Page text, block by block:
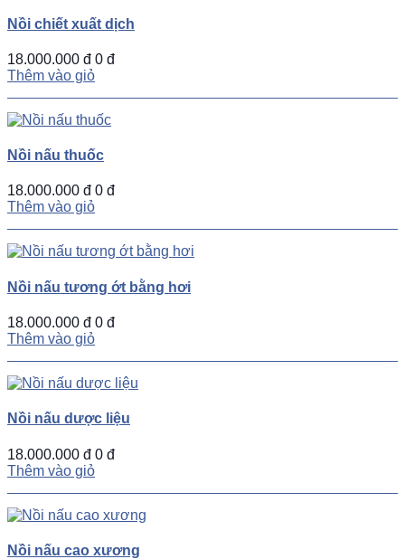
Nồi chiết xuất dịch
18.000.000 đ 0 đ
Thêm vào giỏ
Nồi nấu thuốc
18.000.000 đ 0 đ
Thêm vào giỏ
Nồi nấu tương ớt bằng hơi
18.000.000 đ 0 đ
Thêm vào giỏ
Nồi nấu dược liệu
18.000.000 đ 0 đ
Thêm vào giỏ
Nồi nấu cao xương